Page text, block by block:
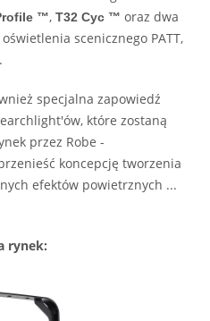
™, T32 Cyc ™ oraz dwa
scenicznego PATT,
.
specjalna zapowiedź
które zostaną
przez Robe -
koncepcję tworzenia
efektów powietrznych ...
rynek: